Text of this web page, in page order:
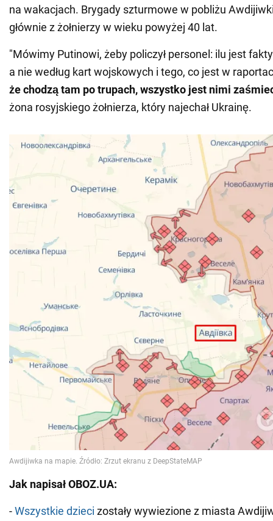
na wakacjach. Brygady szturmowe w pobliżu
głównie z żołnierzy w wieku powyżej 40 lat.
"Mówimy Putinowi, żeby policzył personel: ilu jest
a nie według kart wojskowych i tego, co jest w
że chodzą tam po trupach, wszystko jest nimi
żona rosyjskiego żołnierza, który najechał Ukrainę.
Jak napisał OBOZ.UA:
-Wszystkie dzieci zostały wywiezione z miasta